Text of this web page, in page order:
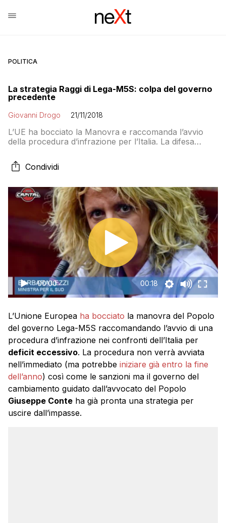
POLITICA
La strategia Raggi di Lega-M5S: colpa del governo
precedente
Giovanni Drogo 21/11/2018
L’UE ha bocciato la Manovra e raccomanda l’avvio
della procedura d’infrazione per l’Italia. La difesa
PD che – spiega la ministra Lezzi – ha danneggiato la
reputazione del Paese e quindi l’Europa non ci crede
Condividi
00:00 00:18
L’Unione Europea ha bocciato la manovra del Popolo
del governo Lega-M5S raccomandando l’avvio di una
procedura d’infrazione nei confronti dell’Italia per
deficit eccessivo. La procedura non verrà avviata
nell’immediato (ma potrebbe iniziare già entro la fine
dell’anno) così come le sanzioni ma il governo del
cambiamento guidato dall’avvocato del Popolo
Giuseppe Conte ha già pronta una strategia per
uscire dall’impasse.